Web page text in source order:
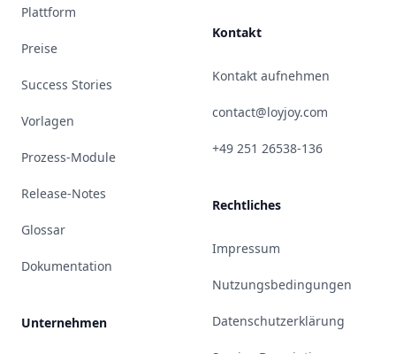
Plattform
Preise
Success Stories
Vorlagen
Prozess-Module
Release-Notes
Glossar
Dokumentation
Unternehmen
Kontakt
Kontakt aufnehmen
contact@loyjoy.com
+49 251 26538-136
Rechtliches
Impressum
Nutzungsbedingungen
Datenschutzerklärung